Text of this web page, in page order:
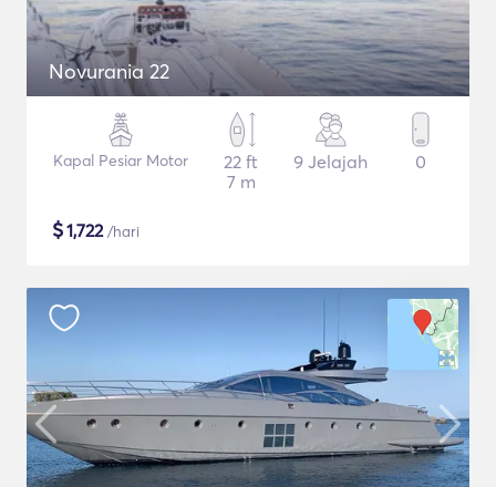
Novurania 22
Kapal Pesiar Motor
22 ft
7 m
9 Jelajah 0
$1,722/hari